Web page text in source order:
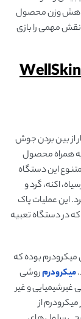
کاهش وزن محصول
نقش مهمی را بازی
از بین بردن جوش
همراه محصول
این دستگاه
اکنه، گرد و
این عملیات پاک
در دستگاه تعبیه
بوده که
میکرودرمروشی
و غیر
از